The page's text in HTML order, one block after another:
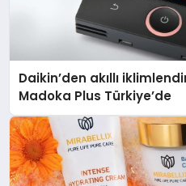
Daikin’den akıllı
Madoka Plus Türkiye’de